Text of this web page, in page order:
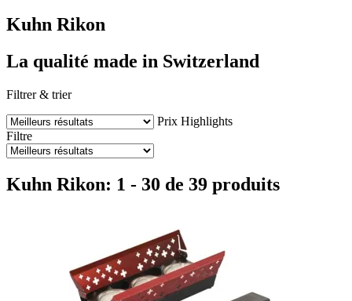
Kuhn Rikon
La qualité made in Switzerland
Filtrer & trier
Prix Highlights
Filtre
Kuhn Rikon: 1 - 30 de 39 produits